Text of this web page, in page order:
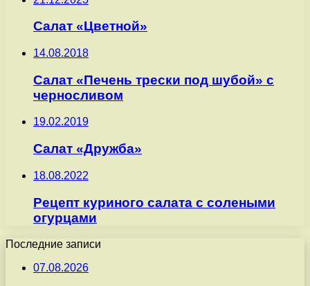
Салат «Цветной»
14.08.2018
Салат «Печень трески под шубой» с
черносливом
19.02.2019
Салат «Дружба»
18.08.2022
Рецепт куриного салата с солеными
огурцами
Последние записи
07.08.2026